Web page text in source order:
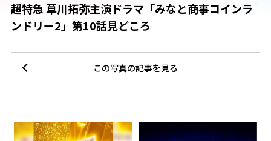
超特急 草川拓弥主演ドラマ「みなと商事コインラ
ンドリー2」第10話見どころ
この写真の記事を見る